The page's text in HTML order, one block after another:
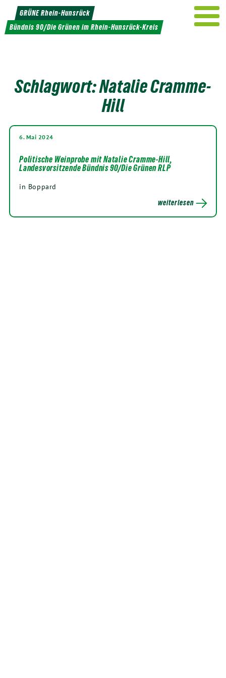
Weiter
zum
Inhalt
GRÜNE Rhein-Hunsrück
Bündnis 90/Die Grünen im Rhein-Hunsrück-Kreis
Schlagwort:Natalie Cramme-
Hill
6. Mai 2024
Politische Weinprobe mit Natalie Cramme-Hill,
Landesvorsitzende Bündnis 90/Die Grünen RLP
in Boppard
weiterlesen